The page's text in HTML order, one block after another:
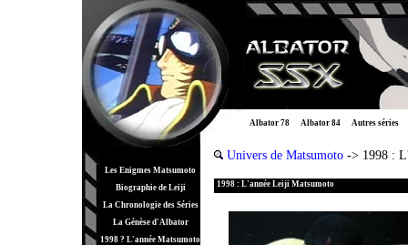
Albator 78 Albator 84 Autres séries
Les Enigmes Matsumoto
Biographie de Leiji
La Chronologie des Séries
La Génèse d'Albator
1998 ? L'année Matsumoto
Univers de Matsumoto -> 1998 :
1998 : L'année Leiji Matsumoto